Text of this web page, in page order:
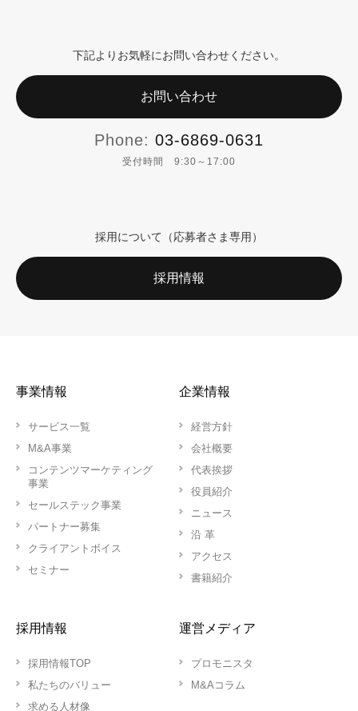
下記よりお気軽にお問い合わせください。
お問い合わせ
Phone: 03-6869-0631
受付時間 9:30～17:00
採用について（応募者さま専用）
採用情報
事業情報
サービス一覧
M&A事業
コンテンツマーケティング
事業
セールステック事業
パートナー募集
クライアントボイス
セミナー
企業情報
経営方針
会社概要
代表挨拶
役員紹介
ニュース
沿 革
アクセス
書籍紹介
採用情報
採用情報TOP
私たちのバリュー
求める人材像
運営メディア
プロモニスタ
M&Aコラム